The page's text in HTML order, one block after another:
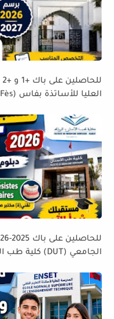
العليا للأساتذة بفاس (ENS Fès) برسم سنة 2026
الجامعي (DUT) كلية طب الأسنان بالرباط 2026